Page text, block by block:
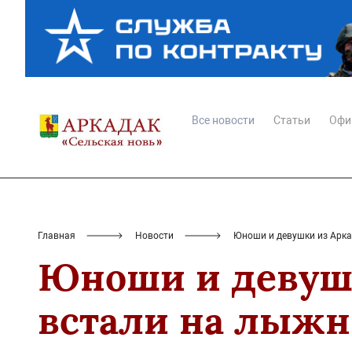
Все новости Статьи
Главная Новости Юноши и девушки из
Юноши и
встали на